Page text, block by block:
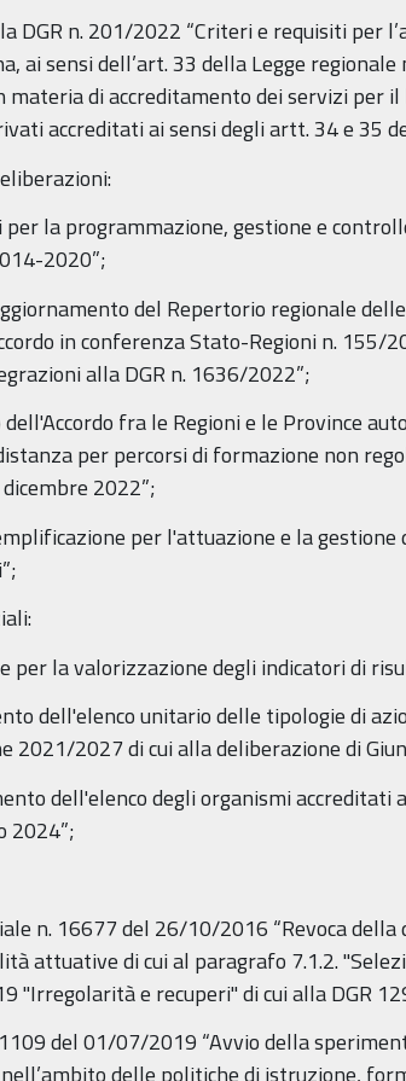
n. 201/2022 “Criteri e requisiti per
ai sensi dell’art. 33 della Legge
di accreditamento dei servizi per
accreditati ai sensi degli artt. 34 e 35
la programmazione, gestione e
2020”;
del Repertorio regionale
in conferenza Stato-Regioni n.
alla DGR n. 1636/2022”;
fra le Regioni e le Province
per percorsi di formazione non
2022”;
per l'attuazione e la gestione
la valorizzazione degli indicatori di
dell'elenco unitario delle tipologie di
2021/2027 di cui alla deliberazione di
dell'elenco degli organismi accreditati
2024”;
n. 16677 del 26/10/2016 “Revoca della
attuative di cui al paragrafo 7.1.2.
"Irregolarità e recuperi" di cui alla DGR
del 01/07/2019 “Avvio della